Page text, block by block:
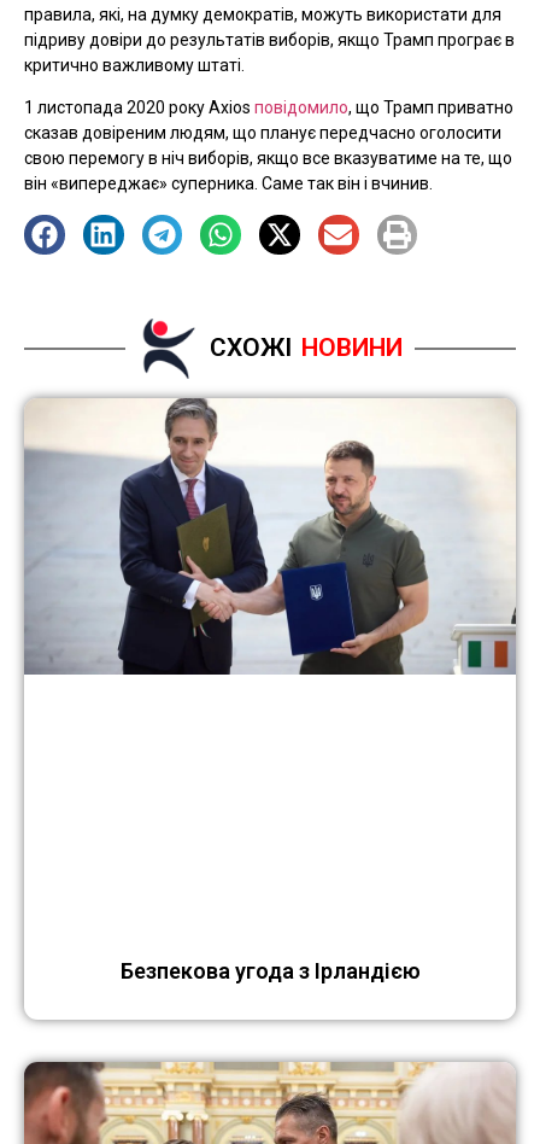
правила, які, на думку демократів, можуть використати для
підриву довіри до результатів виборів, якщо Трамп програє в
критично важливому штаті.
1 листопада 2020 року Axios повідомило, що Трамп приватно
сказав довіреним людям, що планує передчасно оголосити
свою перемогу в ніч виборів, якщо все вказуватиме на те, що
він «випереджає» суперника. Саме так він і вчинив.
СХОЖІ НОВИНИ
Безпекова угода з Ірландією